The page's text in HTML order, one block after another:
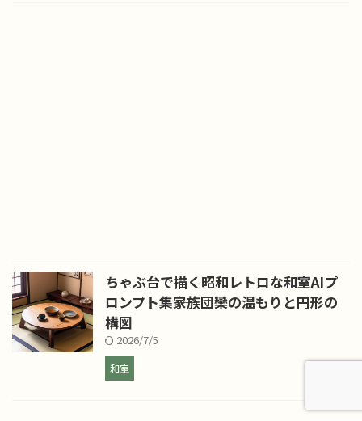
ちゃぶ台で描く昭和レトロな和室AIプ
ロンプト集――家族団欒の温もりと円形の
構図
2026/7/5
和室